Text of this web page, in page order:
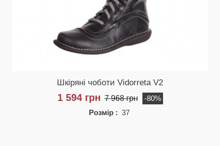
Шкіряні чоботи Vidorreta V2
1 594 грн 7 968 грн
-80%
Розмір : 37